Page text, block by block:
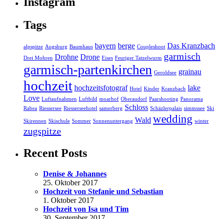
Tags
alpspitze Augsburg Baumhaus bayern berge Coupleshoot Das Kranzbach
Drei Mohren Drohne Drone Eises Feuriger Tatzelwurm garmisch
garmisch-partenkirchen Geroldsee grainau
hochzeit hochzeitsfotograf Hotel Kinder Kranzbach lake
Love Luftaufnahmen Luftbild moarhof Oberaudorf Paarshooting Panorama
Rabea Riessersee Riesserseehotel samerberg Schloss Schäzlerpalais simmssee Ski
Skirennen Skischule Sommer Sonnenuntergang Wald wedding winter
zugspitze
Recent Posts
Denise & Johannes
25. Oktober 2017
Hochzeit von Stefanie und Sebastian
1. Oktober 2017
Hochzeit von Isa und Tim